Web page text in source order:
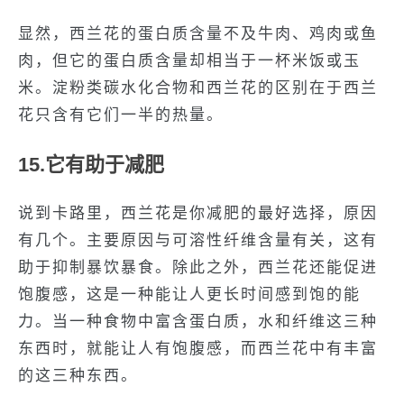
显然，西兰花的蛋白质含量不及牛肉、鸡肉或鱼
肉，但它的蛋白质含量却相当于一杯米饭或玉
米。淀粉类碳水化合物和西兰花的区别在于西兰
花只含有它们一半的热量。
15.它有助于减肥
说到卡路里，西兰花是你减肥的最好选择，原因
有几个。主要原因与可溶性纤维含量有关，这有
助于抑制暴饮暴食。除此之外，西兰花还能促进
饱腹感，这是一种能让人更长时间感到饱的能
力。当一种食物中富含蛋白质，水和纤维这三种
东西时，就能让人有饱腹感，而西兰花中有丰富
的这三种东西。